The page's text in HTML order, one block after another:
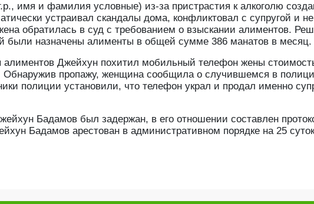
имя и фамилия условные) из-за пристрастия к алкоголю
устраивал скандалы дома, конфликтовал с супругой и не
обратилась в суд с требованием о взыскании алиментов.
были назначены алименты в общей сумме 386 манатов в месяц.
алиментов Джейхун похитил мобильный телефон жены
Обнаружив пропажу, женщина сообщила о случившемся в
полиции установили, что телефон украл и продал именно
Бадамов был задержан, в его отношении составлен
Бадамов арестован в административном порядке на 25